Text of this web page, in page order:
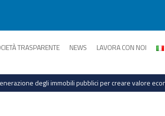
TRASPARENTE NEWS LAVORA CON NOI
degli immobili pubblici per creare valore